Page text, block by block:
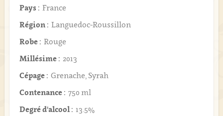
Pays : France
Région : Languedoc-Roussillon
Robe : Rouge
Millésime : 2013
Cépage : Grenache, Syrah
Contenance : 750 ml
Degré d'alcool : 13.5%